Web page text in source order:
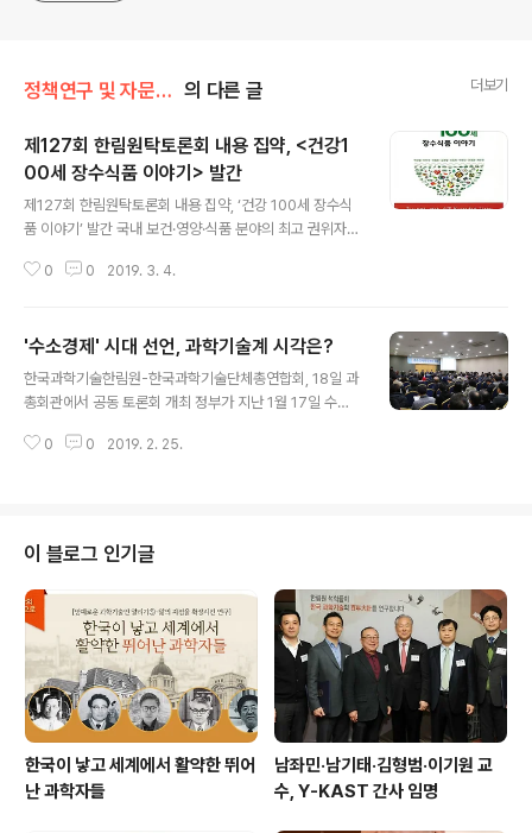
정책연구 및 자문/한림원탁토론회 의 다른 글 더보기
제127회 한림원탁토론회 내용 집약, <건강1
00세 장수식품 이야기> 발간
제127회 한림원탁토론회 내용 집약, ‘건강 100세 장수식
품 이야기’ 발간 국내 보건·영양·식품 분야의 최고 권위자 8
상철(의약학부 정회원·전남대) ▲이미숙(한남대) ▲이철
ㆍ한국식품산업진흥포럼) ▲박현진(농수산학부 정회원ㆍ
고려대) ▲권대영(농수산학부 정회원ㆍ한국식품연구원)
▲채수완(전북대) 등 국내 보건·영양·식품 분야의 최고 권
가 발간됐다. 해당 도서는 지난해 6월 12일 우리 한림원이
0 0 2019. 3. 4.
'수소경제' 시대 선언, 과학기술계 시각은?
한국과학기술한림원-한국과학기술단체총연합회, 18일 과
총회관에서 공동 토론회 개최 정부가 지난 1월 17일 수소
를 선언했다. 이에 한국과학기술한림원(원장 이명철)과 한
하고, 과학기술계에서 바라보는 수소경제 성공적 추진 방
향과 기술적 극복 과제, 필요한 정책 등에 대한 심층 논의를
진행했다. 토론회에서는 김봉석 산업통상자원부 에너지신
산업과 총괄팀장, 김민수 서울대학교 교수, 김세훈 현대자
동차 상무 등 3명이 주제발표를 진행했다. 이명철 원장은
개회사를 통해 “수소경제의 성공을 위해 기술적..
0 0 2019. 2. 25.
이 블로그 인기글
한국이 낳고 세계에서 활약한 뛰어
난 과학자들
남좌민·남기태·김형범·이기원 교
수, Y-KAST 간사 임명